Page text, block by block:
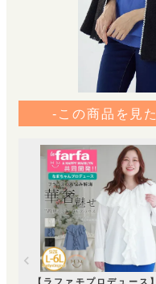
-この商品を見
【ラファモプロデュース】